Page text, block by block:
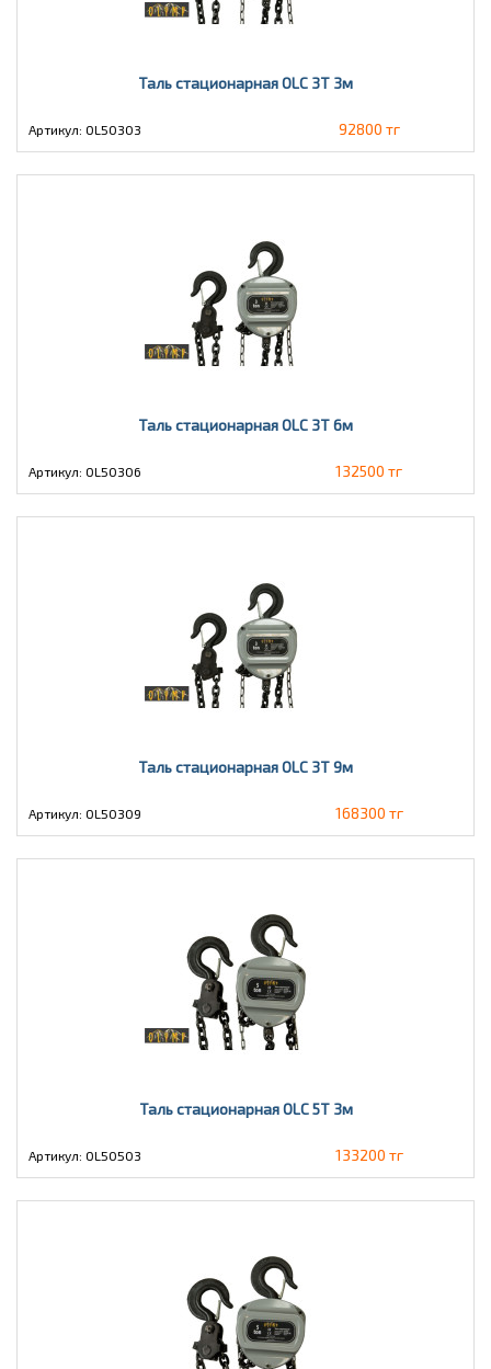
Таль стационарная OLC 3Т 3м
Артикул: OL50303 92800 тг
Таль стационарная OLC 3Т 6м
Артикул: OL50306 132500 тг
Таль стационарная OLC 3Т 9м
Артикул: OL50309 168300 тг
Таль стационарная OLC 5Т 3м
Артикул: OL50503 133200 тг